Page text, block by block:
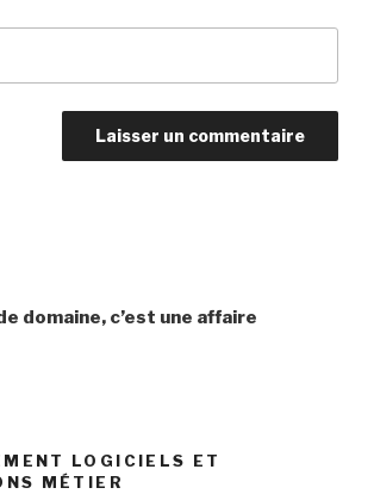
domaine, c’est une affaire
LOGICIELS ET
MÉTIER